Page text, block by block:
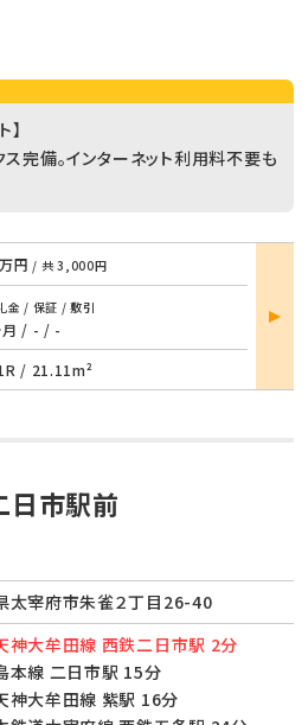
完備。インターネット利用料不要も
万円 / 共3,000円
金 / 保証 / 敷引
/ - / -
/ 21.11m²
部屋
詳細
日市駅前
太宰府市朱雀２丁目26-40
神大牟田線 西鉄二日市駅 2分
本線 二日市駅 15分
神大牟田線 紫駅 16分